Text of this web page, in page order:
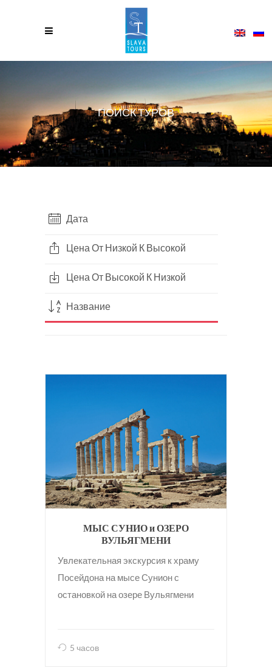
ПОИСК ТУРОВ
Дата
Цена От Низкой К Высокой
Цена От Высокой К Низкой
Название
МЫС СУНИО и ОЗЕРО
ВУЛЬЯГМЕНИ
Увлекательная экскурсия к храму
Посейдона на мысе Сунион с
остановкой на озере Вульягмени
5 часов